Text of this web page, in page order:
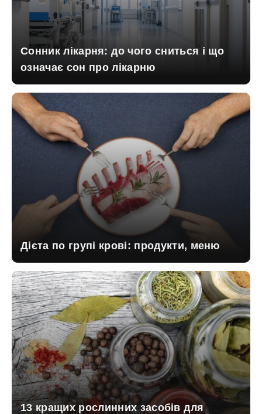
Сонник лікарня: до чого сниться і що
означає сон про лікарню
Дієта по групі крові: продукти, меню
13 кращих рослинних засобів для